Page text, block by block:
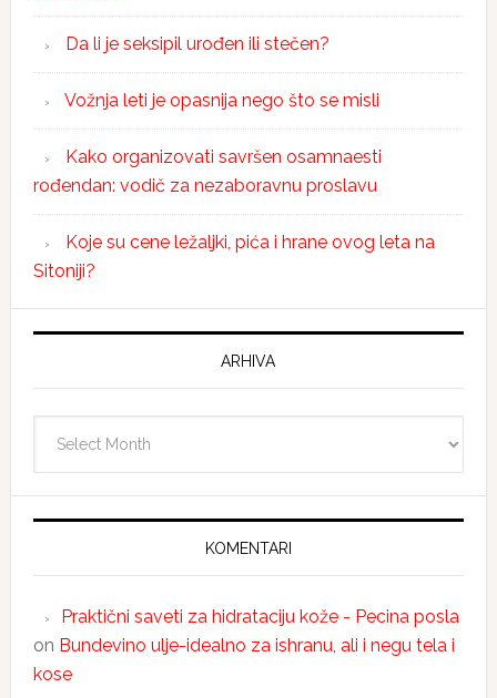
Da li je seksipil urođen ili stečen?
Vožnja leti je opasnija nego što se misli
Kako organizovati savršen osamnaesti
rođendan: vodič za nezaboravnu proslavu
Koje su cene ležaljki, pića i hrane ovog leta na
Sitoniji?
ARHIVA
KOMENTARI
Praktični saveti za hidrataciju kože - Pecina posla
on Bundevino ulje-idealno za ishranu, ali i negu tela i
kose